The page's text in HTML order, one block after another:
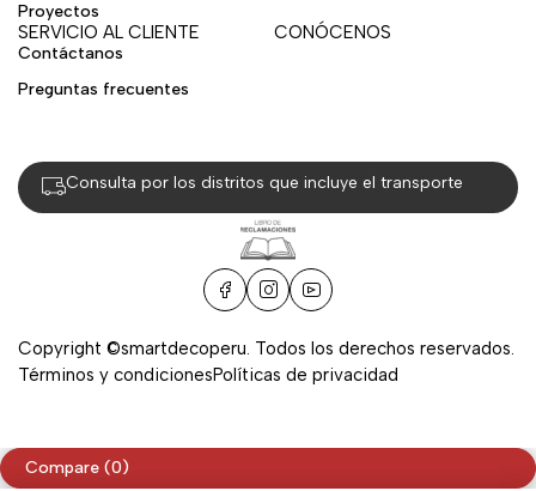
Proyectos
SERVICIO AL CLIENTE
Contáctanos
Preguntas frecuentes
CONÓCENOS
Consulta por los distritos que incluye el transporte
Copyright ©smartdecoperu. Todos los derechos reservados.
Términos y condicionesPolíticas de privacidad
Compare (0)